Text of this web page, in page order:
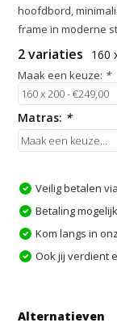
hoofdbord,
frame in moderne
2 variaties 160
Maak een keuze: *
Matras: *
Veilig betalen
Betaling
Kom langs in
Ook jij verdient
Alternatieven